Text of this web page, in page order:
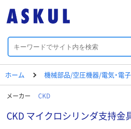
ホーム 機械部品/空圧機器/電気・電
メーカー CKD
CKD マイクロシリンダ支持金